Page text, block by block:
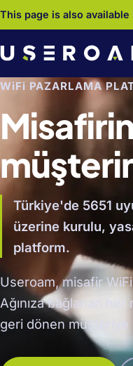
This page is also available
WiFi PAZARLAMA
Türkiye'de 5651
üzerine kurulu,
platform.
Useroam, misafir
Ağınıza bağlanan
geri dönen müşteriye